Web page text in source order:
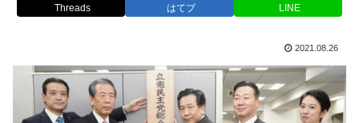
Threads はてブ LINE
2021.08.26